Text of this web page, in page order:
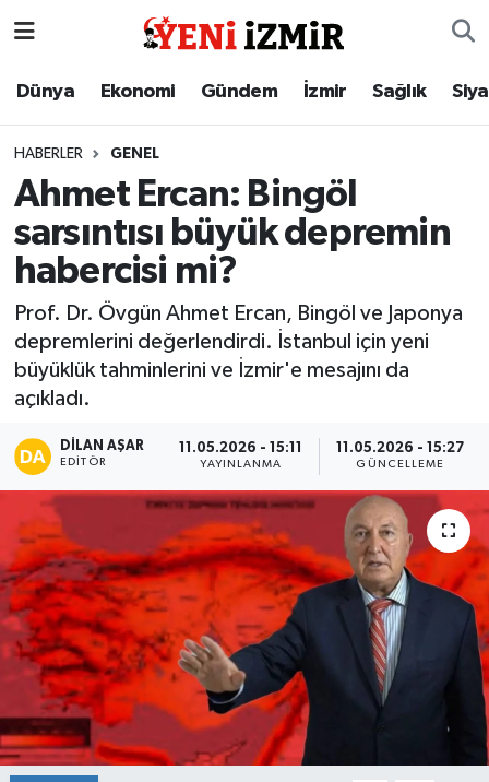
Dünya Ekonomi Gündem İzmir Sağlık
HABERLER GENEL
Ahmet Ercan: Bingöl
sarsıntısı büyük depremin
habercisi mi?
Prof. Dr. Övgün Ahmet Ercan, Bingöl ve Japonya
depremlerini değerlendirdi. İstanbul için yeni
büyüklük tahminlerini ve İzmir'e mesajını da
açıkladı.
DILAN AŞAR
EDITÖR
11.05.2026 - 15:11
YAYINLANMA
11.05.2026 - 15:27
GÜNCELLEME
Dünya
Gündem
İzmir
Sağlık
Siyaset
Spor
Teknoloji
Tatil ve Seyahat
Çevre
Okul Gazetesi
İzmir Nöbetçi Eczaneler
İzmir Namaz Vakitleri
İzmir Trafik Yoğunluk Haritası
Süper Lig Puan Durumu ve Fikstür
Tüm Manşetler